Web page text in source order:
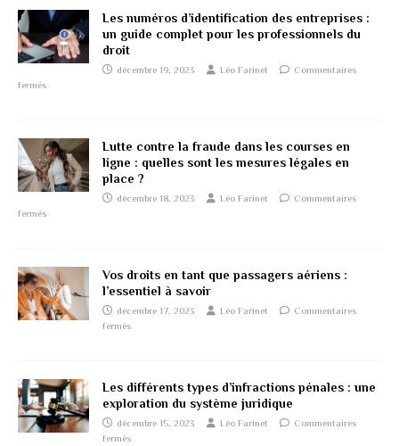
Les numéros d’identification des entreprises :
un guide complet pour les professionnels du
droit
décembre 19, 2023 Léo Farinet
Commentaires
fermés
Lutte contre la fraude dans les courses en
ligne : quelles sont les mesures légales en
place ?
décembre 18, 2023 Léo Farinet
Commentaires
fermés
Vos droits en tant que passagers aériens :
l’essentiel à savoir
décembre 17, 2023 Léo Farinet
Commentaires
fermés
Les différents types d’infractions pénales : une
exploration du système juridique
décembre 15, 2023 Léo Farinet
Commentaires
fermés